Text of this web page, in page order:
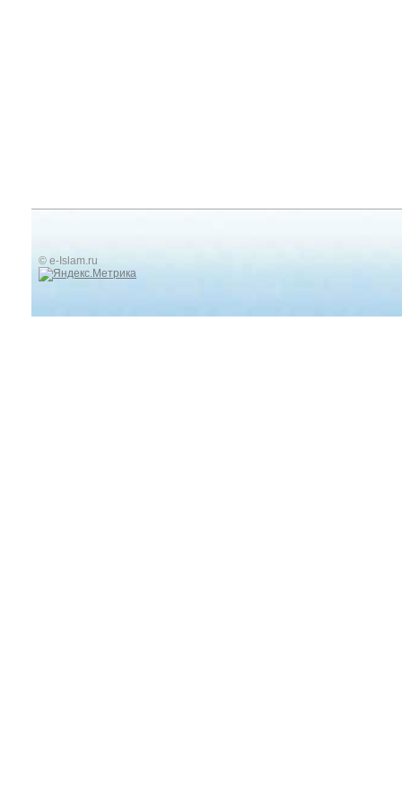
© e-Islam.ru